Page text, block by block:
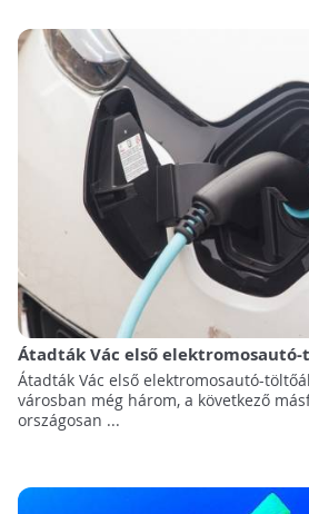
Átadták Vác első
Átadták Vác első elektromosautó-
városban még három, a következő
országosan ...